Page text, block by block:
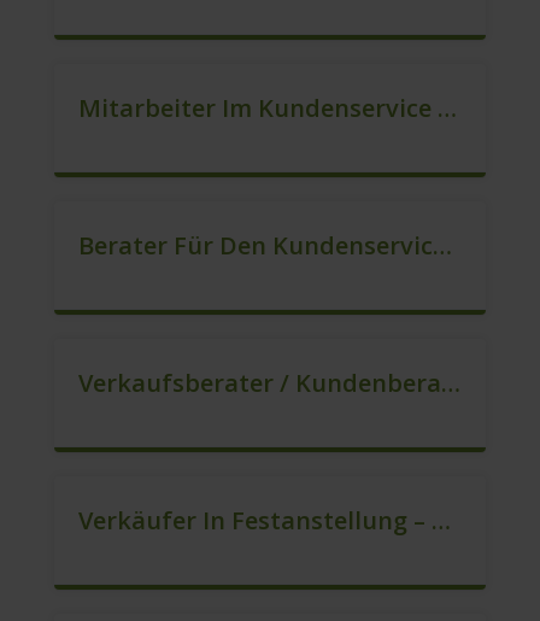
Mitarbeiter Im Kundenservice (Quereinstieg Möglich!) (m/w/d)
Berater Für Den Kundenservice / Beratung (m/w/d)
Verkaufsberater / Kundenberater, Auch Ohne Ausbildung Möglich (m/w/d)
Verkäufer In Festanstellung – Top Gehalt (m/w/d)